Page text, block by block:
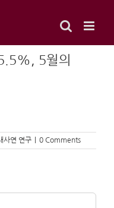
5월의
사연 연구 0 Comments